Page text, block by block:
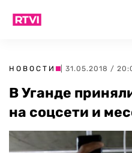
НОВОСТИ | 31.05.2018 /
В Уганде
на соцсети и